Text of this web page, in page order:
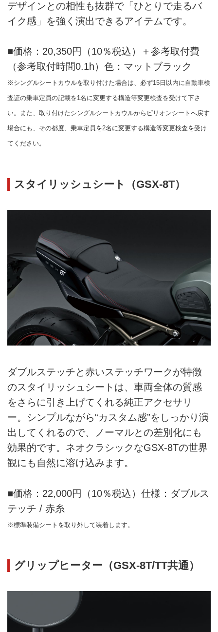
デザインとの相性も抜群で「ひとりで走るバ
イク感」を強く演出できるアイテムです。
■価格：20,350円（10％税込）＋参考取付費
（参考取付時間0.1h）色：マットブラック
※シングルシートカウルを取り付けた場合は、必ず15日以内に自動車検
査証の乗車定員の記載を1名に変更する構造等変更検査を受けて下さ
い。また、取り付けたシングルシートカウルからピリオンシートへ戻す
場合にも、その都度、乗車定員を2名に変更する構造等変更検査を受け
てください。
スタイリッシュシート（GSX-8T）
ダブルステッチと赤いステッチワークが特徴
のスタイリッシュシートは、車両全体の質感
をさらに引き上げてくれる純正アクセサリ
ー。シンプルながら“カスタム感”をしっかり演
出してくれるので、ノーマルとの差別化にも
効果的です。ネオクラシックなGSX-8Tの世界
観にも自然に溶け込みます。
■価格：22,000円（10％税込）仕様：ダブルス
テッチ / 赤糸
※標準装備シートを取り外して装着します。
グリップヒーター（GSX-8T/TT共通）